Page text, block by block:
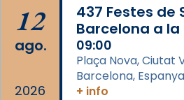
View on Facebook · Share
12
ago.
2026
437 Festes de
Barcelona a
09:00
Plaça Nova, Ciutat
Barcelona, Espanya
+ info